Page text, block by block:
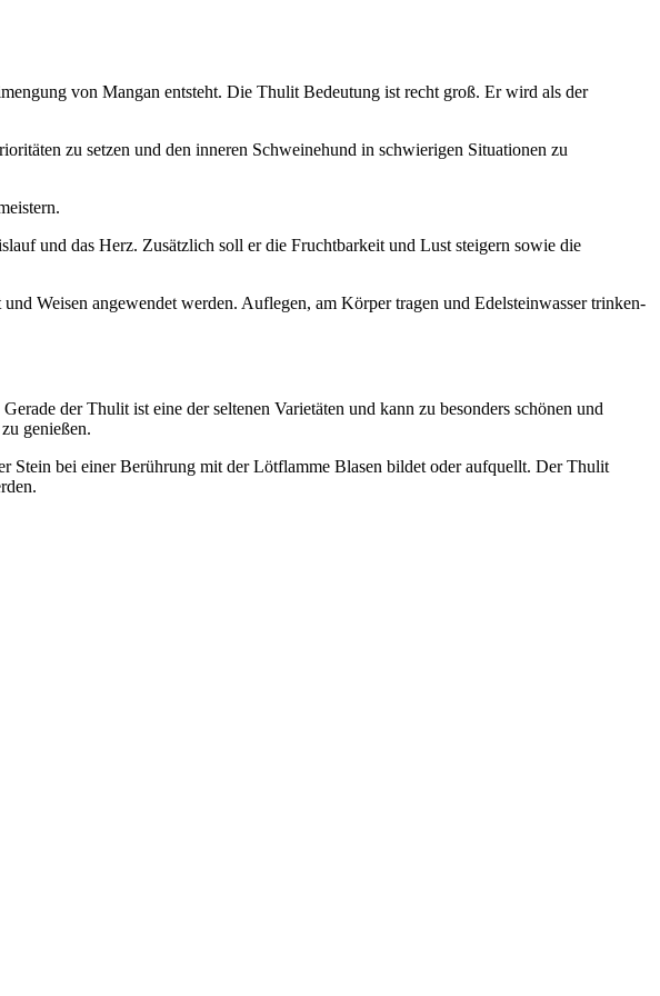
von Mangan entsteht. Die Thulit Bedeutung ist recht groß. Er wird als der
zu setzen und den inneren Schweinehund in schwierigen Situationen zu
und das Herz. Zusätzlich soll er die Fruchtbarkeit und Lust steigern sowie die
Weisen angewendet werden. Auflegen, am Körper tragen und Edelsteinwasser trinken-
der Thulit ist eine der seltenen Varietäten und kann zu besonders schönen und
genießen.
Stein bei einer Berührung mit der Lötflamme Blasen bildet oder aufquellt. Der Thulit